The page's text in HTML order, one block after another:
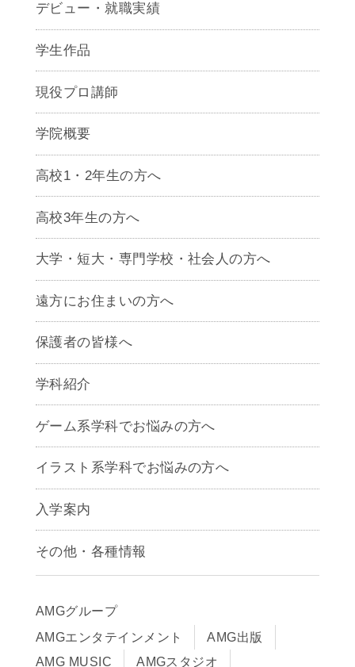
デビュー・就職実績
学生作品
現役プロ講師
学院概要
高校1・2年生の方へ
高校3年生の方へ
大学・短大・専門学校・社会人の方へ
遠方にお住まいの方へ
保護者の皆様へ
学科紹介
ゲームクリエイター学科
CG学科
アニメーション学科
声優学科
ゲーム系学科でお悩みの方へ
イラスト系学科でお悩みの方へ
入学案内
募集要項
早期出願制度・AOエントリー
入学までの流れ
学費サポート・各種制度
学費について
その他・各種情報
アクセス
在校生・保護者の方へ
AMGグループ
AMGエンタテインメント
AMG出版
AMG MUSIC
AMGスタジオ